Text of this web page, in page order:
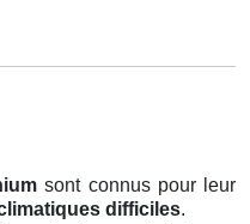
sont connus pour leur
difficiles.